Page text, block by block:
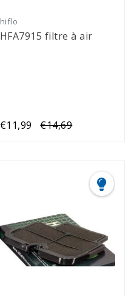
hiflo
HFA7915 filtre à air
€11,99 €14,69